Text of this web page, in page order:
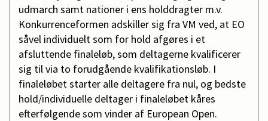
udmarch samt nationer i ens holddragter m.v.
Konkurrenceformen adskiller sig fra VM ved, at EO
såvel individuelt som for hold afgøres i et
afsluttende finaleløb, som deltagerne kvalificerer
sig til via to forudgående kvalifikationsløb. I
finaleløbet starter alle deltagere fra nul, og bedste
hold/individuelle deltager i finaleløbet kåres
efterfølgende som vinder af European Open.